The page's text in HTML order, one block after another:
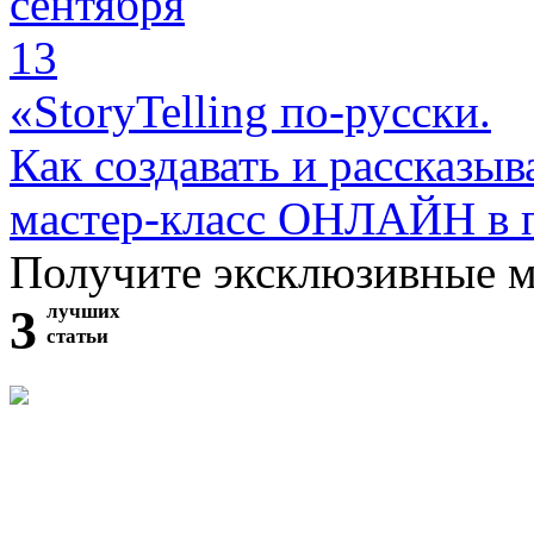
13
«StoryTelling по-русски.
Как создавать и
мастер-класс ОНЛАЙН в
Получите эксклюзивные
3 лучших
статьи